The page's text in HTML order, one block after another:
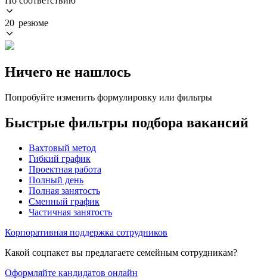
20 резюме
Ничего не нашлось
Попробуйте изменить формулировку или фильтры
Быстрые фильтры подбора вакансий
Вахтовый метод
Гибкий график
Проектная работа
Полный день
Полная занятость
Сменный график
Частичная занятость
Корпоративная поддержка сотрудников
Какой соцпакет вы предлагаете семейным сотрудникам?
Оформляйте кандидатов онлайн